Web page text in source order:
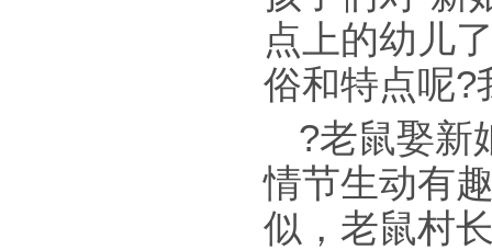
点上的幼儿
俗和特点呢?
?老鼠娶新
情节生动有
似，老鼠村